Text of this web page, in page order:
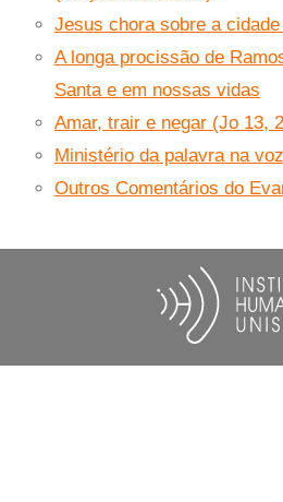
Jesus chora sobre a
A longa procissão de
Santa e em nossas vidas
Amar, trair e negar (Jo 13,
Ministério da palavra na
Outros Comentários do